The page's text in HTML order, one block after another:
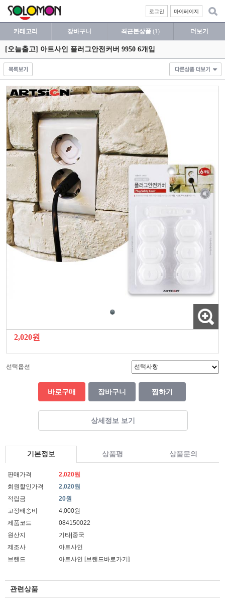
마이페이지
로그인
카테고리 장바구니 최근본상품 (1) 더보기
[오늘출고] 아트사인 플러그안전커버 9950 6개입
2,020원
선택옵션
바로구매 장바구니 찜하기
상세정보 보기
기본정보 상품평 상품문의
판매가격
2,020원
회원할인가격
2,020원
적립금
20원
고정배송비
4,000원
제품코드
084150022
원산지
기타|중국
제조사
아트사인
브랜드
아트사인 [브랜드바로가기]
관련상품